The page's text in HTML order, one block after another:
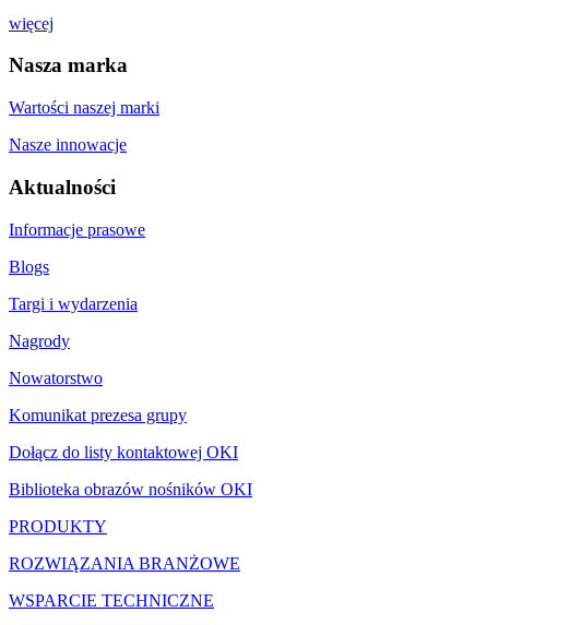
więcej
Nasza marka
Wartości naszej marki
Nasze innowacje
Aktualności
Informacje prasowe
Blogs
Targi i wydarzenia
Nagrody
Nowatorstwo
Komunikat prezesa grupy
Dołącz do listy kontaktowej OKI
Biblioteka obrazów nośników OKI
PRODUKTY
ROZWIĄZANIA BRANŻOWE
WSPARCIE TECHNICZNE